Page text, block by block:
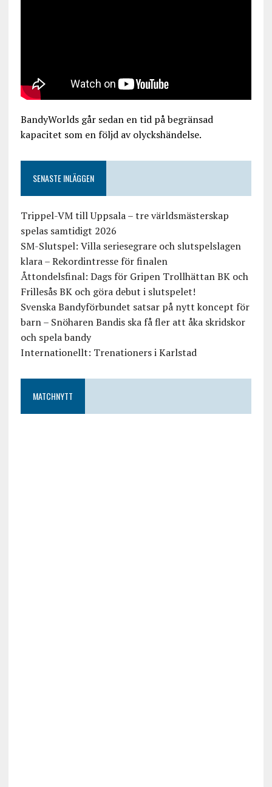
BandyWorlds går sedan en tid på begränsad
kapacitet som en följd av olyckshändelse.
SENASTE INLÄGGEN
Trippel-VM till Uppsala – tre världsmästerskap
spelas samtidigt 2026
SM-Slutspel: Villa seriesegrare och slutspelslagen
klara – Rekordintresse för finalen
Åttondelsfinal: Dags för Gripen Trollhättan BK och
Frillesås BK och göra debut i slutspelet!
Svenska Bandyförbundet satsar på nytt koncept för
barn – Snöharen Bandis ska få fler att åka skridskor
och spela bandy
Internationellt: Trenationers i Karlstad
MATCHNYTT